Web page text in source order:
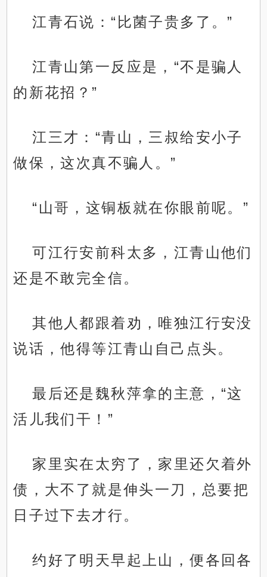
江青石说：“比菌子贵多了。”
江青山第一反应是，“不是骗人
的新花招？”
江三才：“青山，三叔给安小子
做保，这次真不骗人。”
“山哥，这铜板就在你眼前呢。”
可江行安前科太多，江青山他们
还是不敢完全信。
其他人都跟着劝，唯独江行安没
说话，他得等江青山自己点头。
最后还是魏秋萍拿的主意，“这
活儿我们干！”
家里实在太穷了，家里还欠着外
债，大不了就是伸头一刀，总要把
日子过下去才行。
约好了明天早起上山，便各回各